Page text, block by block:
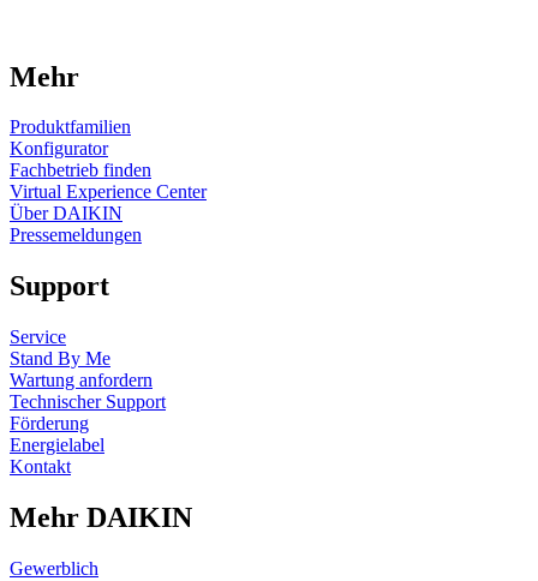
Mehr
Produktfamilien
Konfigurator
Fachbetrieb finden
Virtual Experience Center
Über DAIKIN
Pressemeldungen
Support
Service
Stand By Me
Wartung anfordern
Technischer Support
Förderung
Energielabel
Kontakt
Mehr DAIKIN
Gewerblich